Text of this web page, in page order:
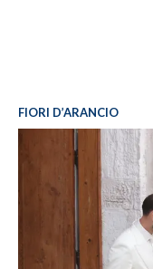
FIORI D’ARANCIO